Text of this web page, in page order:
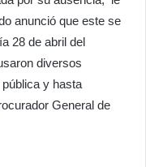
anunció que este se
28 de abril del
diversos
y hasta
General de